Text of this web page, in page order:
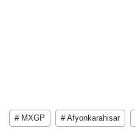
# MXGP # Afyonkarahisar